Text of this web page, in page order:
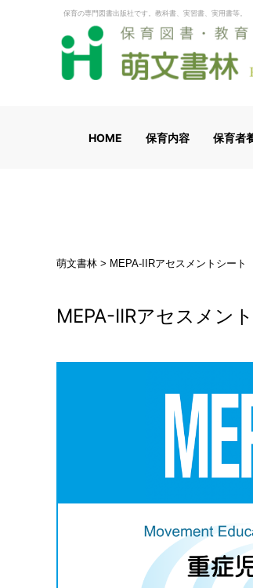
保育の専門図書出版社です。教科書、実習書、実用書等。
HOME 保育内容 保育者
萌文書林 > MEPA-IIRアセスメントシート
MEPA-IIRアセスメン